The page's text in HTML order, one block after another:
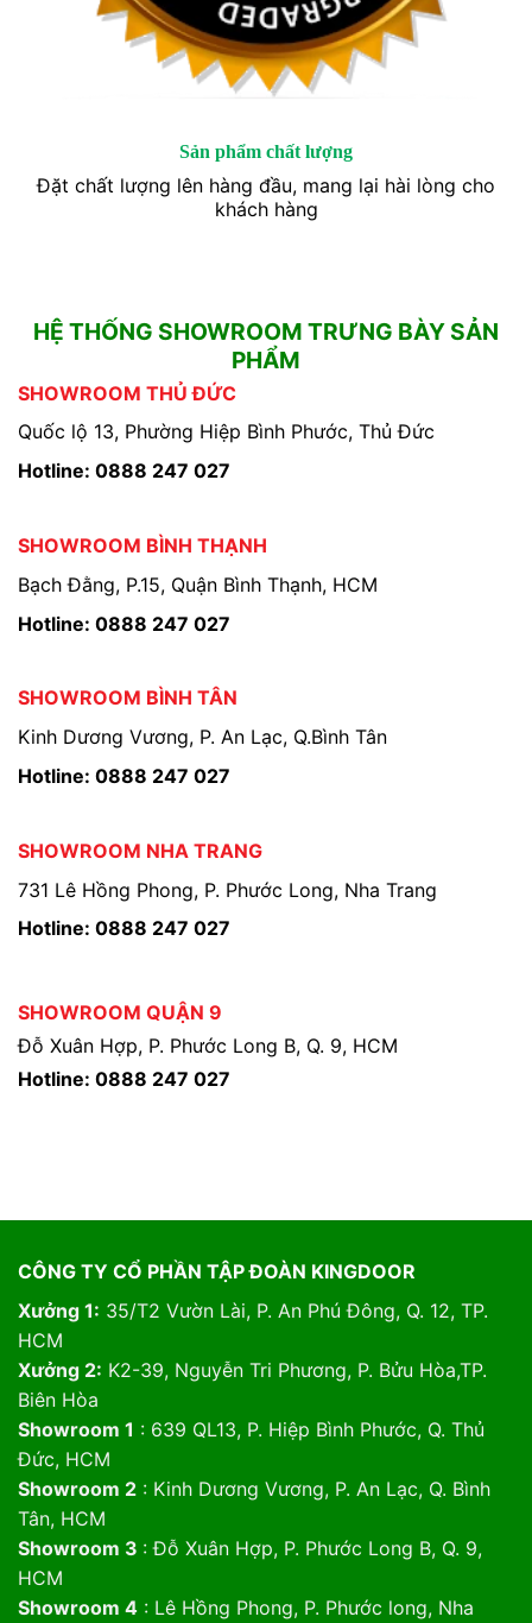
Sản phẩm chất lượng
Đặt chất lượng lên hàng đầu, mang lại hài lòng cho
khách hàng
HỆ THỐNG SHOWROOM TRƯNG BÀY SẢN
PHẨM
SHOWROOM THỦ ĐỨC
Quốc lộ 13, Phường Hiệp Bình Phước, Thủ Đức
Hotline: 0888 247 027
SHOWROOM BÌNH THẠNH
Bạch Đằng, P.15, Quận Bình Thạnh, HCM
Hotline: 0888 247 027
SHOWROOM BÌNH TÂN
Kinh Dương Vương, P. An Lạc, Q.Bình Tân
Hotline: 0888 247 027
SHOWROOM NHA TRANG
731 Lê Hồng Phong, P. Phước Long, Nha Trang
Hotline: 0888 247 027
SHOWROOM QUẬN 9
Đỗ Xuân Hợp, P. Phước Long B, Q. 9, HCM
Hotline: 0888 247 027
CÔNG TY CỔ PHẦN TẬP ĐOÀN KINGDOOR
Xưởng 1: 35/T2 Vườn Lài, P. An Phú Đông, Q. 12, TP.
HCM
Xưởng 2: K2-39, Nguyễn Tri Phương, P. Bửu Hòa,TP.
Biên Hòa
Showroom 1 : 639 QL13, P. Hiệp Bình Phước, Q. Thủ
Đức, HCM
Showroom 2: Kinh Dương Vương, P. An Lạc, Q. Bình
Tân, HCM
Showroom 3 : Đỗ Xuân Hợp, P. Phước Long B, Q. 9,
HCM
Showroom 4: Lê Hồng Phong, P. Phước long, Nha